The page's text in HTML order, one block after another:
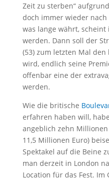
Zeit zu sterben“
doch immer wieder
was lange währt,
werden. Dann soll der
(53) zum letzten Mal
wird, endlich seine
offenbar eine der
werden.
Wie die britische
erfahren haben will,
angeblich zehn
11,5 Millionen Euro)
Spektakel auf die Beine
man derzeit in London
Location für das Fest.